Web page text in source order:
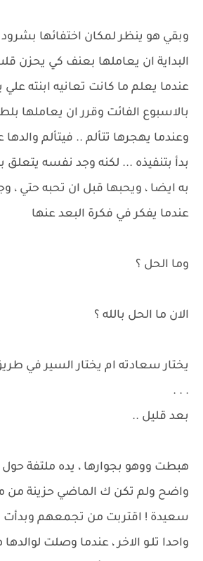
وبقي هو ينظر لمكان اختفائها
البداية ان يعاملها بعنف كي يحزن
عندما يعلم ما كانت تعانيه ابنته علي
بالاسبوع الفائت وقرر ان يعاملها
وعندما يهجرها تتألم .. فيتألم والدها
بدأ بتنفيذه ... لكنه وجد نفسه يتعلق
به ايضا ، ويحبها قبل ان تحبه حتي
عندما يفكر في فكرة البعد عنها
وما الحل ؟
الان ما الحل بالله ؟
يختار سعادته ام يختار السير في
. . .
بعد قليل ..
هبطت ووهو بجوارها ، يده ملتفة
واضح ولم تكن ك الماضي حزينة من
سعيدة ! اقتربت من تجمعهم وبدأت
واحدا تلـو الاخر ، عندما وصلت